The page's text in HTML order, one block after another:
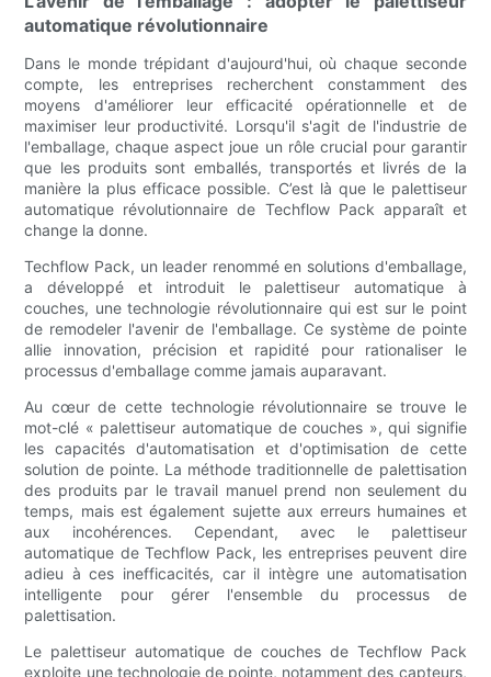
automatique révolutionnaire
Dans le monde trépidant d'aujourd'hui, où chaque seconde
compte, les entreprises recherchent constamment des
moyens d'améliorer leur efficacité opérationnelle et de
maximiser leur productivité. Lorsqu'il s'agit de l'industrie de
l'emballage, chaque aspect joue un rôle crucial pour garantir
que les produits sont emballés, transportés et livrés de la
manière la plus efficace possible. C’est là que le palettiseur
automatique révolutionnaire de Techflow Pack apparaît et
change la donne.
Techflow Pack, un leader renommé en solutions d'emballage,
a développé et introduit le palettiseur automatique à
couches, une technologie révolutionnaire qui est sur le point
de remodeler l'avenir de l'emballage. Ce système de pointe
allie innovation, précision et rapidité pour rationaliser le
processus d'emballage comme jamais auparavant.
Au cœur de cette technologie révolutionnaire se trouve le
mot-clé « palettiseur automatique de couches », qui signifie
les capacités d'automatisation et d'optimisation de cette
solution de pointe. La méthode traditionnelle de palettisation
des produits par le travail manuel prend non seulement du
temps, mais est également sujette aux erreurs humaines et
aux incohérences. Cependant, avec le palettiseur
automatique de Techflow Pack, les entreprises peuvent dire
adieu à ces inefficacités, car il intègre une automatisation
intelligente pour gérer l'ensemble du processus de
palettisation.
Le palettiseur automatique de couches de Techflow Pack
exploite une technologie de pointe, notamment des capteurs,